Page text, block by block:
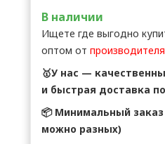
В наличии
Ищете где выгодно
оптом от производителя
🥇У нас —
и быстрая доставка
📦 Минимальный
можно разных)